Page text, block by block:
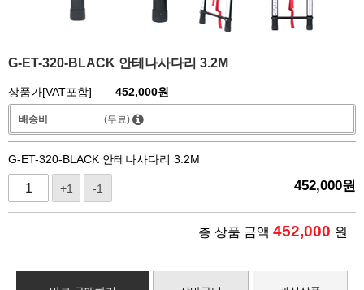
G-ET-320-BLACK 안테나사다리 3.2M
상품가[VAT포함] 452,000원
배송비 (무료)
G-ET-320-BLACK 안테나사다리 3.2M
+1 -1 452,000원
총 상품 금액 452,000 원